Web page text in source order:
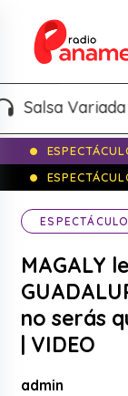
Variada |
MAGALY
no serás
| VIDEO
admin